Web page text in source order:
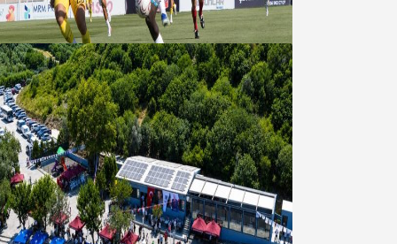
08 Ağustos 2026
Bandırma Belediyesinden
Şirinçavuş’a hayat veren tesis